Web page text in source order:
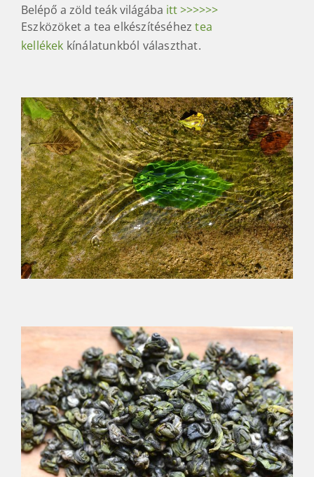
Belépő a zöld teák világába itt >>>>>>
Eszközöket a tea elkészítéséhez tea
kellékek kínálatunkból választhat.